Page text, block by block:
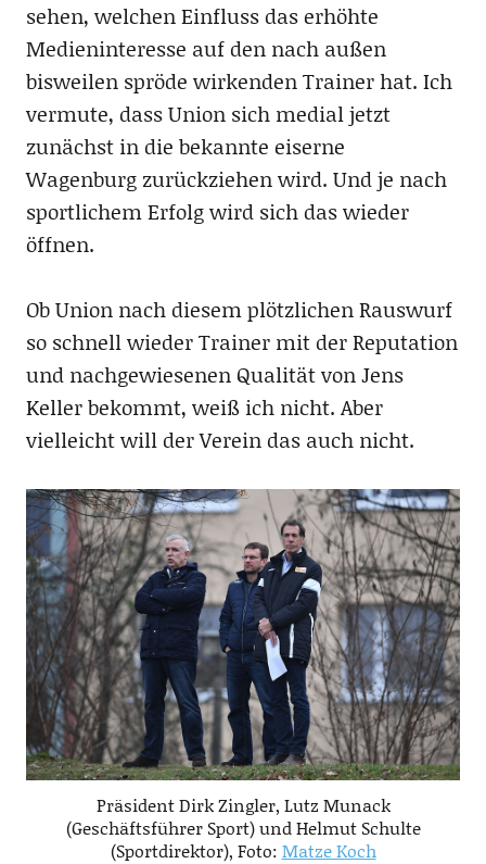
sehen, welchen Einfluss das erhöhte
Medieninteresse auf den nach außen
bisweilen spröde wirkenden Trainer hat. Ich
vermute, dass Union sich medial jetzt
zunächst in die bekannte eiserne
Wagenburg zurückziehen wird. Und je nach
sportlichem Erfolg wird sich das wieder
öffnen.
Ob Union nach diesem plötzlichen Rauswurf
so schnell wieder Trainer mit der Reputation
und nachgewiesenen Qualität von Jens
Keller bekommt, weiß ich nicht. Aber
vielleicht will der Verein das auch nicht.
Präsident Dirk Zingler, Lutz Munack
(Geschäftsführer Sport) und Helmut Schulte
(Sportdirektor), Foto: Matze Koch